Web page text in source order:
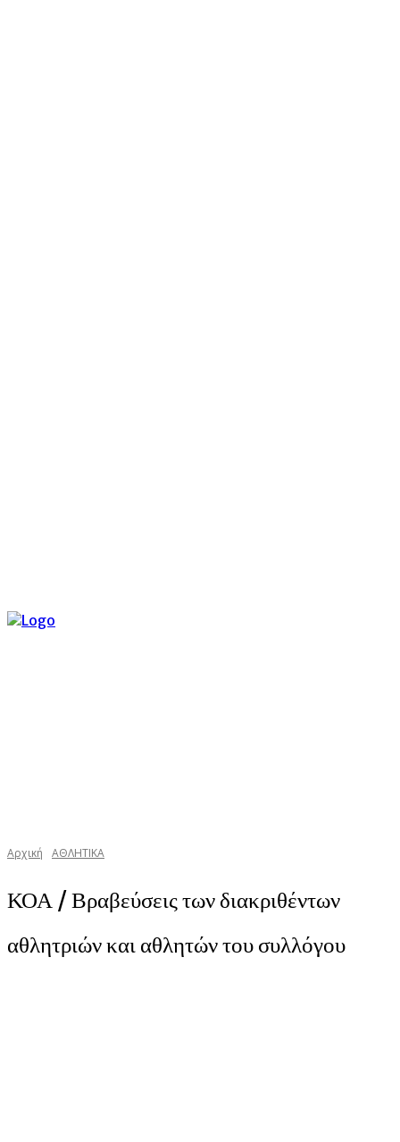
Αρχική ΑΘΛΗΤΙΚΑ
ΚΟΑ / Βραβεύσεις των διακριθέντων
αθλητριών και αθλητών του συλλόγου